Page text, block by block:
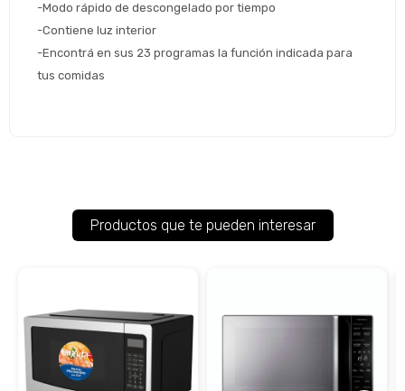
-Modo rápido de descongelado por tiempo
-Contiene luz interior
-Encontrá en sus 23 programas la función indicada para
tus comidas
Productos que te pueden interesar